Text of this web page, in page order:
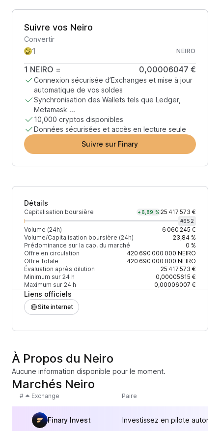
Suivre vos Neiro
Convertir
NEIRO
1 NEIRO = 0,00006047 €
Connexion sécurisée d’Exchanges et mise à jour
automatique de vos soldes
Synchronisation des Wallets tels que Ledger,
Metamask ...
10,000 cryptos disponibles
Données sécurisées et accès en lecture seule
Suivre sur Finary
Détails
Capitalisation boursière +6,89 % 25 417 573 €
#652
Volume (24h)
6 060 245 €
Volume/Capitalisation boursière (24h)
23,84 %
Prédominance sur la cap. du marché
0 %
Offre en circulation
420 690 000 000 NEIRO
Offre Totale
420 690 000 000 NEIRO
Évaluation après dilution
25 417 573 €
Minimum sur 24 h
0,00005615 €
Maximum sur 24 h
0,00006007 €
Liens officiels
Site internet
À Propos du Neiro
Aucune information disponible pour le moment.
Marchés Neiro
# Exchange Paire
Finary Invest Investissez en pilote